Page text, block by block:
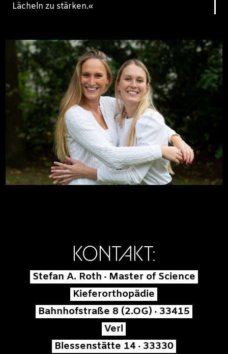
Lächeln zu stärken.«
KONTAKT:
Stefan A. Roth · Master of Science
Kieferorthopädie
Bahnhofstraße 8 (2.OG) · 33415
Verl
Blessenstätte 14 · 33330